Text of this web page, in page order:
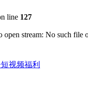
line 127
open stream: No such file
视频福利